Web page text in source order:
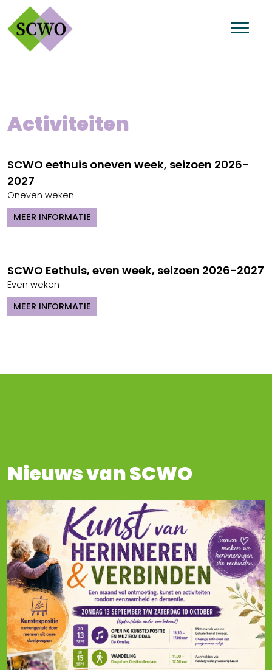
Activiteiten
SCWO eethuis oneven week, seizoen 2026-
2027
Oneven weken
MEER INFORMATIE
SCWO Eethuis, even week, seizoen 2026-2027
Even weken
MEER INFORMATIE
Nieuws van SCWO